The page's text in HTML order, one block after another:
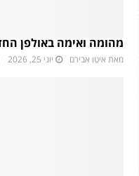
מהומה ואימה באולפן
מאת איטו אבירם יוני 25, 2026